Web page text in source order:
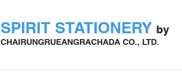
SPIRIT STATIONERY by
CHAIRUNGRUEANGRACHADA CO., LTD.